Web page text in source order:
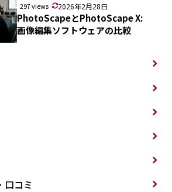
297 views 2026年2月28日
PhotoScapeとPhotoScape X:
画像編集ソフトウェアの比較
口コミ